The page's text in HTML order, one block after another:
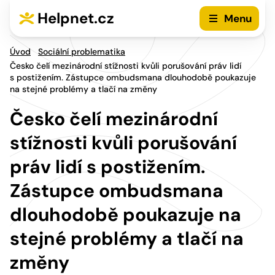
Helpnet.cz Menu
Úvod
Sociální problematika
Česko čelí mezinárodní stížnosti kvůli porušování práv lidí
s postižením. Zástupce ombudsmana dlouhodobě poukazuje
na stejné problémy a tlačí na změny
Česko čelí mezinárodní
stížnosti kvůli porušování
práv lidí s postižením.
Zástupce ombudsmana
dlouhodobě poukazuje na
stejné problémy a tlačí na
změny